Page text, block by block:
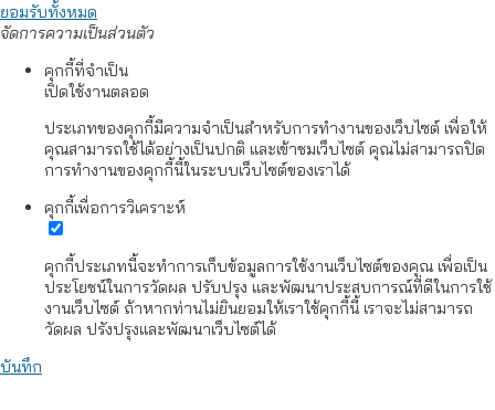
ยอมรับทั้งหมด
จัดการความเป็นส่วนตัว
คุกกี้ที่จำเป็น
เปิดใช้งานตลอด
ประเภทของคุกกี้มีความจำเป็นสำหรับการทำงานของเว็บไซต์ เพื่อให้
คุณสามารถใช้ได้อย่างเป็นปกติ และเข้าชมเว็บไซต์ คุณไม่สามารถปิด
การทำงานของคุกกี้นี้ในระบบเว็บไซต์ของเราได้
คุกกี้เพื่อการวิเคราะห์
คุกกี้ประเภทนี้จะทำการเก็บข้อมูลการใช้งานเว็บไซต์ของคุณ เพื่อเป็น
ประโยชน์ในการวัดผล ปรับปรุง และพัฒนาประสบการณ์ที่ดีในการใช้
งานเว็บไซต์ ถ้าหากท่านไม่ยินยอมให้เราใช้คุกกี้นี้ เราจะไม่สามารถ
วัดผล ปรังปรุงและพัฒนาเว็บไซต์ได้
บันทึก